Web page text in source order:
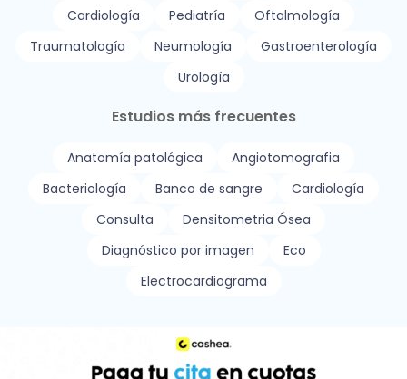
Cardiología
Pediatría
Oftalmología
Traumatología
Neumología
Gastroenterología
Urología
Estudios más frecuentes
Anatomía patológica
Angiotomografia
Bacteriología
Banco de sangre
Cardiología
Consulta
Densitometria Ósea
Diagnóstico por imagen
Eco
Electrocardiograma